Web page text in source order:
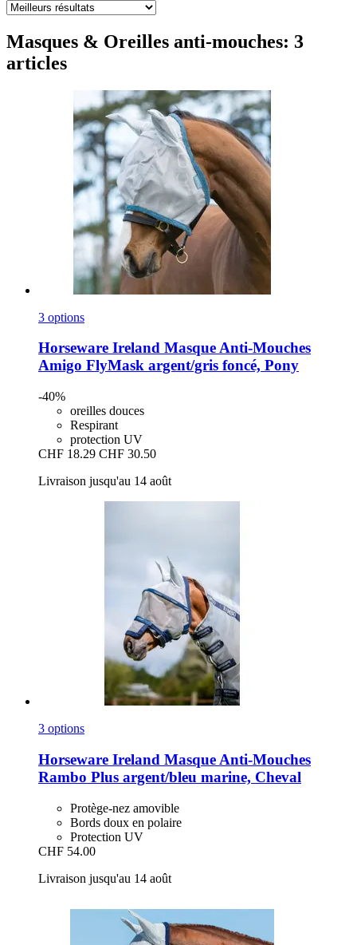
Masques & Oreilles anti-mouches: 3
articles
3 options
Horseware Ireland Masque Anti-​Mouches
Amigo FlyMask argent/gris foncé, Pony
-40%
oreilles douces
Respirant
protection UV
CHF 18.29 CHF 30.50
Livraison jusqu'au 14 août
3 options
Horseware Ireland Masque Anti-​Mouches
Rambo Plus argent/bleu marine, Cheval
Protège-nez amovible
Bords doux en polaire
Protection UV
CHF 54.00
Livraison jusqu'au 14 août